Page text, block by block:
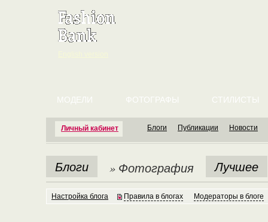
Личный кабинет
МОДЕЛИ ФОТОГРАФЫ СТИЛИСТЫ
Блоги Публикации Новости
Блоги » Фотография Лучшее
Настройка блога Правила в блогах Модераторы в блоге